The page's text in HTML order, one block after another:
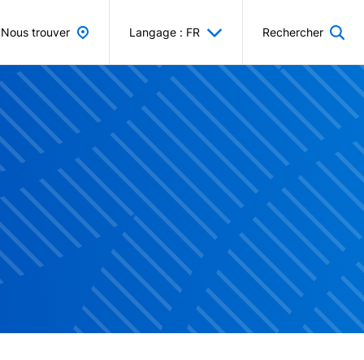
Nous trouver Langage : FR Rechercher